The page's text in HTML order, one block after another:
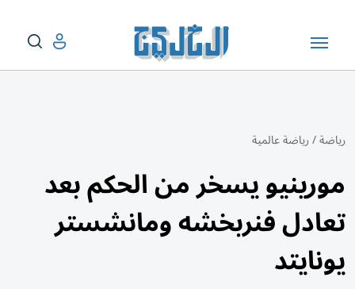
رياضة/رياضة عالمية
مورينيو يسخر من الحكم بعد
تعادل فنربخشه ومانشستر
يونايتد